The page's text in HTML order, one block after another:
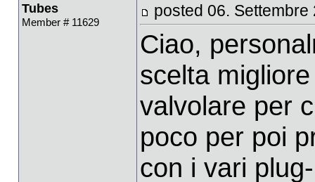
Tubes
Member # 11629
posted 06. Settembre
Ciao,
scelta
valvolare per
poco per poi
con i vari